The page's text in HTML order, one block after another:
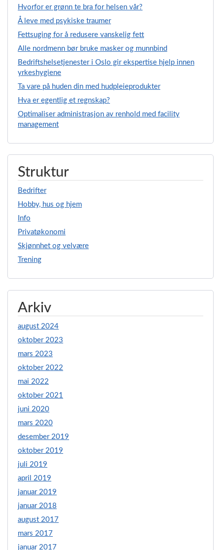
Hvorfor er grønn te bra for helsen vår?
Å leve med psykiske traumer
Fettsuging for å redusere vanskelig fett
Alle nordmenn bør bruke masker og munnbind
Bedriftshelsetjenester i Oslo gir ekspertise hjelp innen
yrkeshygiene
Ta vare på huden din med hudpleieprodukter
Hva er egentlig et regnskap?
Optimaliser administrasjon av renhold med facility
management
Struktur
Bedrifter
Hobby, hus og hjem
Info
Privatøkonomi
Skjønnhet og velvære
Trening
Arkiv
august 2024
oktober 2023
mars 2023
oktober 2022
mai 2022
oktober 2021
juni 2020
mars 2020
desember 2019
oktober 2019
juli 2019
april 2019
januar 2019
januar 2018
august 2017
mars 2017
januar 2017